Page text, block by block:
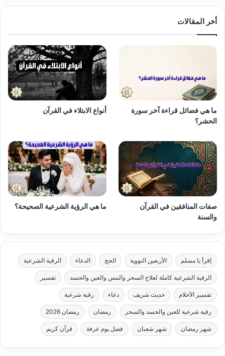
أخر المقالات
ما هي فضائل قراءة آخر سورة
الحشر؟
أنواع الابتلاء في القرآن
صفات المنافقين في القرآن
والسنة
ما هي الرؤية الشرعية الصحيحة؟
إقرأ يا مسلم الأربعين النووية الحج الدعاء الرقية الشرعية
الرقية الشرعية كاملة لعلاج السحر والمس والعين والحسد تفسير
تفسير الأحلام حديث شريف دعاء رقية شرعية
رقية شرعية للعين والحسد والسحر رمضان رمضان 2026
شهر رمضان شهر شعبان فضل يوم عرفة قرآن كريم